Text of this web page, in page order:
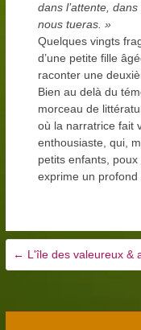
dans l’attente,
nous tueras. »
Quelques vingts
d’une petite fille
raconter une
Bien au delà du
morceau de
où la narratrice fait
enthousiaste, qui,
petits enfants,
exprime un profond
← L'île des valeureux &